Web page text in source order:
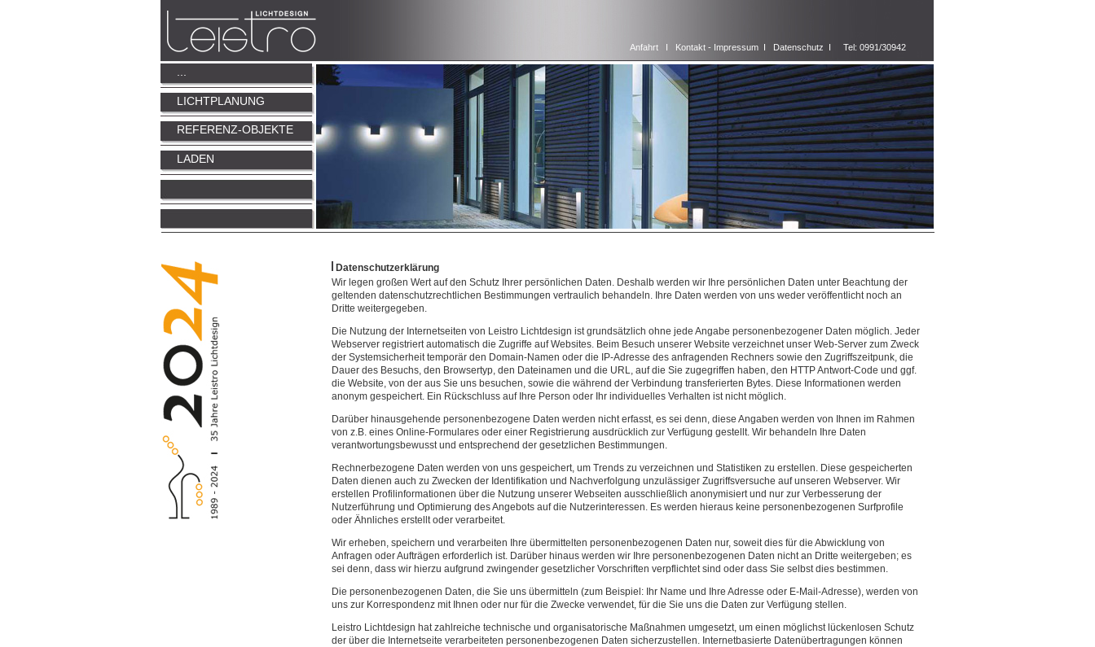
Anfahrt I Kontakt - Impressum I Datenschutz I Tel: 0991/30942
Datenschutzerklärung
Wir legen großen Wert auf den Schutz Ihrer persönlichen Daten. Deshalb werden wir Ihre persönlichen Daten unter Beachtung der
geltenden datenschutzrechtlichen Bestimmungen vertraulich behandeln. Ihre Daten werden von uns weder veröffentlicht noch an
Dritte weitergegeben.
Die Nutzung der Internetseiten von Leistro Lichtdesign ist grundsätzlich ohne jede Angabe personenbezogener Daten möglich. Jeder
Webserver registriert automatisch die Zugriffe auf Websites. Beim Besuch unserer Website verzeichnet unser Web-Server zum Zweck
der Systemsicherheit temporär den Domain-Namen oder die IP-Adresse des anfragenden Rechners sowie den Zugriffszeitpunk, die
Dauer des Besuchs, den Browsertyp, den Dateinamen und die URL, auf die Sie zugegriffen haben, den HTTP Antwort-Code und ggf.
die Website, von der aus Sie uns besuchen, sowie die während der Verbindung transferierten Bytes. Diese Informationen werden
anonym gespeichert. Ein Rückschluss auf Ihre Person oder Ihr individuelles Verhalten ist nicht möglich.
Darüber hinausgehende personenbezogene Daten werden nicht erfasst, es sei denn, diese Angaben werden von Ihnen im Rahmen
von z.B. eines Online-Formulares oder einer Registrierung ausdrücklich zur Verfügung gestellt. Wir behandeln Ihre Daten
verantwortungsbewusst und entsprechend der gesetzlichen Bestimmungen.
Rechnerbezogene Daten werden von uns gespeichert, um Trends zu verzeichnen und Statistiken zu erstellen. Diese gespeicherten
Daten dienen auch zu Zwecken der Identifikation und Nachverfolgung unzulässiger Zugriffsversuche auf unseren Webserver. Wir
erstellen Profilinformationen über die Nutzung unserer Webseiten ausschließlich anonymisiert und nur zur Verbesserung der
Nutzerführung und Optimierung des Angebots auf die Nutzerinteressen. Es werden hieraus keine personenbezogenen Surfprofile
oder Ähnliches erstellt oder verarbeitet.
Wir erheben, speichern und verarbeiten Ihre übermittelten personenbezogenen Daten nur, soweit dies für die Abwicklung von
Anfragen oder Aufträgen erforderlich ist. Darüber hinaus werden wir Ihre personenbezogenen Daten nicht an Dritte weitergeben; es
sei denn, dass wir hierzu aufgrund zwingender gesetzlicher Vorschriften verpflichtet sind oder dass Sie selbst dies bestimmen.
Die personenbezogenen Daten, die Sie uns übermitteln (zum Beispiel: Ihr Name und Ihre Adresse oder E-Mail-Adresse), werden von
uns zur Korrespondenz mit Ihnen oder nur für die Zwecke verwendet, für die Sie uns die Daten zur Verfügung stellen.
Leistro Lichtdesign hat zahlreiche technische und organisatorische Maßnahmen umgesetzt, um einen möglichst lückenlosen Schutz
der über die Internetseite verarbeiteten personenbezogenen Daten sicherzustellen. Internetbasierte Datenübertragungen können
LICHTPLANUNG
REFERENZ-OBJEKTE
LADEN